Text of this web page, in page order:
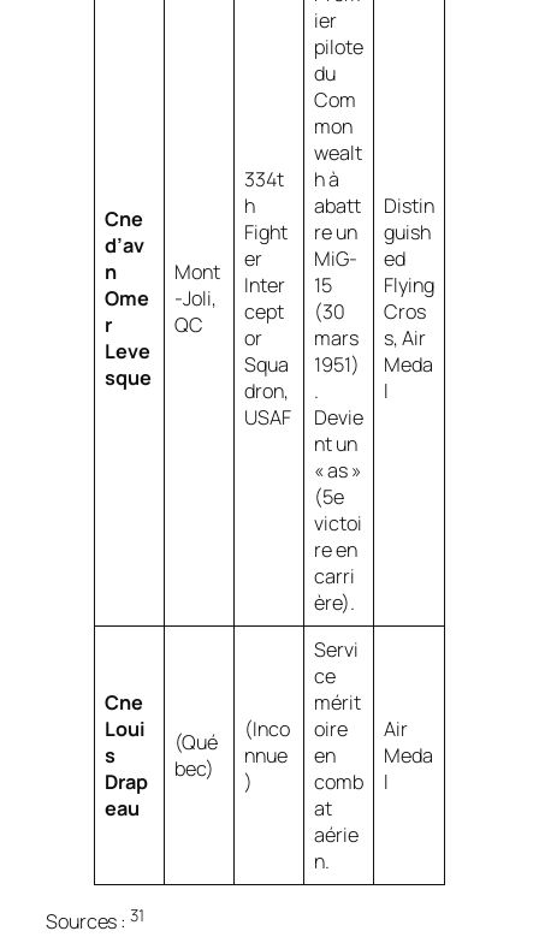
Cne
d’av
n
Ome
r
Leve
sque
Mont
-Joli,
QC
334t
h
Fight
er
Inter
cept
or
Squa
dron,
USAF
ier
pilote
du
Com
mon
wealt
h à
abatt
re un
MiG-
15
(30
mars
1951)
.
Devie
nt un
« as »
(5e
victoi
re en
carri
ère).
Distin
guish
ed
Flying
Cros
s, Air
Meda
l
Cne
Loui
s
Drap
eau
(Qué
bec)
(Inco
nnue
)
Servi
ce
mérit
oire
en
comb
at
aérie
n.
Air
Meda
l
Sources : 31